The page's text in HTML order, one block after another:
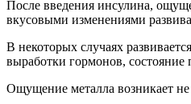
После введения инсулина,
вкусовыми изменениями
В некоторых случаях
выработки гормонов, состояние
Ощущение металла возникает не